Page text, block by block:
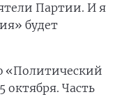
Партии. И я
будет
«Политический
октября. Часть